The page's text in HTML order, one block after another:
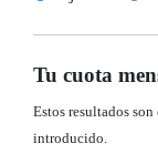
Tu cuota
Estos resultados
introducido.